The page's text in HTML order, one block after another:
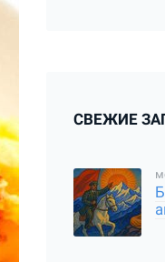
СВЕЖИЕ